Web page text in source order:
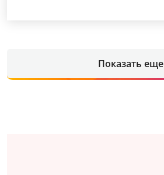
Показать еще